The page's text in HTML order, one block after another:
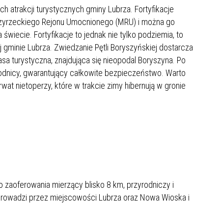
atrakcji turystycznych gminy Lubrza. Fortyfikacje
Rejonu Umocnionego (MRU) i można go
Fortyfikacje to jednak nie tylko podziemia, to
Lubrza. Zwiedzanie Pętli Boryszyńskiej dostarcza
turystyczna, znajdująca się nieopodal Boryszyna. Po
gwarantujący całkowite bezpieczeństwo. Warto
nietoperzy, które w trakcie zimy hibernują w gronie
zaoferowania mierzący blisko 8 km, przyrodniczy i
przez miejscowości Lubrza oraz Nowa Wioska i